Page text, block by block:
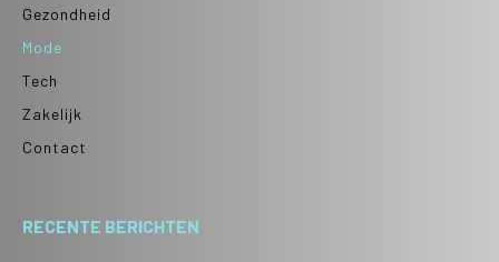
Gezondheid
Mode
Tech
Zakelijk
Contact
RECENTE BERICHTEN